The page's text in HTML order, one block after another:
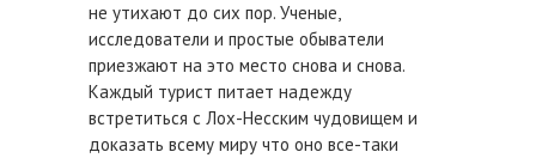
не утихают до сих пор. Ученые,
исследователи и простые обыватели
приезжают на это место снова и снова.
Каждый турист питает надежду
встретиться с Лох-Несским чудовищем и
доказать всему миру что оно все-таки